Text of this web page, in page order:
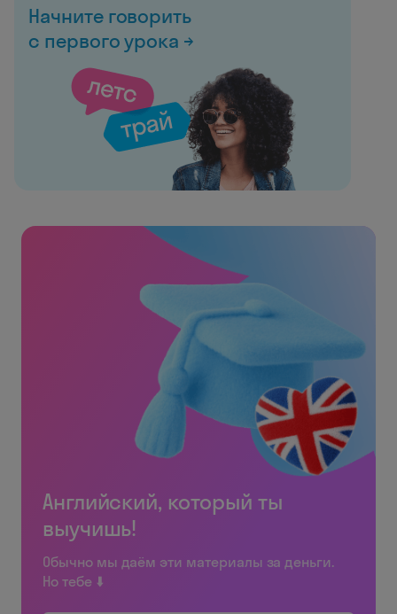
Начните говорить
с первого урока →
Английский, который ты
выучишь!
Обычно мы даём эти материалы за деньги.
Но тебе ⬇️